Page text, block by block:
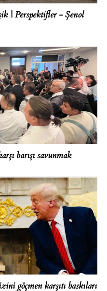
| Perspektifler - Şenol
barışı savunmak
göçmen karşıtı baskıları